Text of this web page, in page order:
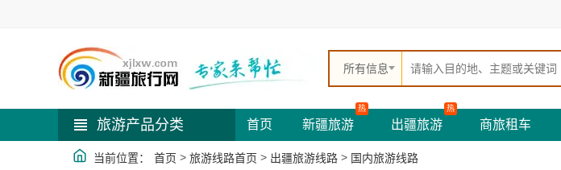
所有信息
旅游产品分类 首页 新疆旅游
热
出疆旅游
热
商旅租车
当前位置： 首页 > 旅游线路首页 > 出疆旅游线路 > 国内旅游线路